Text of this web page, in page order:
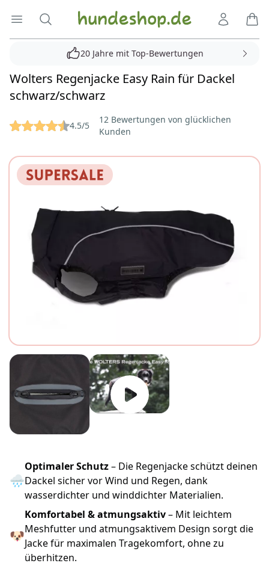
Menü öffnen
Suche Hundeshop.de
20 Jahre mit Top-Bewertungen
Wolters Regenjacke Easy Rain für Dackel
schwarz/schwarz
Reviews 4.5/5
12 Bewertungen von glücklichen
Kunden
Bilder
🌧
Optimaler Schutz– Die Regenjacke schützt deinen
Dackel sicher vor Wind und Regen, dank
wasserdichter und winddichter Materialien.
🐶
Komfortabel & atmungsaktiv– Mit leichtem
Meshfutter und atmungsaktivem Design sorgt die
Jacke für maximalen Tragekomfort, ohne zu
überhitzen.